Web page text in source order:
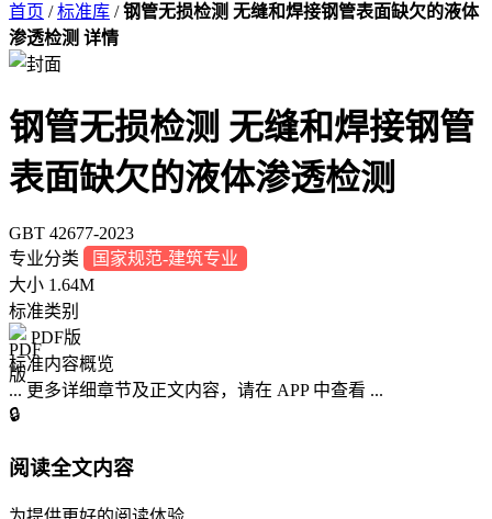
首页 / 标准库 / 钢管无损检测 无缝和焊接钢管表面缺欠的液体
渗透检测 详情
钢管无损检测 无缝和焊接钢管
表面缺欠的液体渗透检测
GBT 42677-2023
专业分类
国家规范-建筑专业
大小 1.64M
标准类别
PDF版
标准内容概览
... 更多详细章节及正文内容，请在 APP 中查看 ...
🔒
阅读全文内容